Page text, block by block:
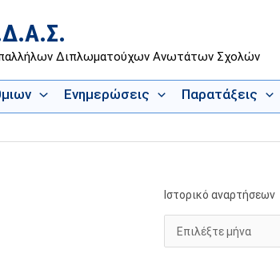
Διπλωματούχων Ανωτάτων Σχολών
Ενημερώσεις Παρατάξεις
Ιστορικό αναρτήσεων
Ι
σ
Κ
α